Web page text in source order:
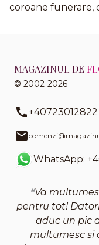
coroane funerare,
MAGAZINUL DE
© 2002-2026
+40723012822
WhatsApp:
Va
pentru tot!
aduc un pic
multumesc si